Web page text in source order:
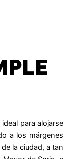
para alojarse
a los márgenes
la ciudad, a tan